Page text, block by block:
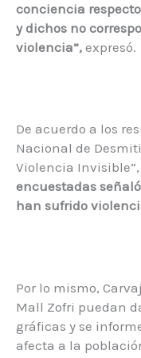
conciencia
y dichos no
violencia”, expresó.
De acuerdo a los
Nacional de
Violencia Invisible”,
encuestadas
han sufrido
Por lo mismo,
Mall Zofri puedan
gráficas y se
afecta a la